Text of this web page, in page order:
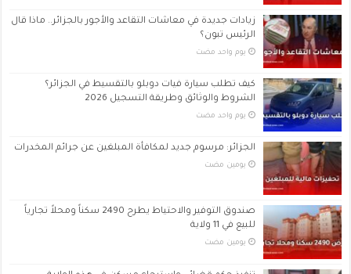
زيادات جديدة في معاشات التقاعد والأجور بالجزائر.. ماذا قال
الرئيس تبون؟
‏يوم واحد مضت
كيف تطلب سيارة فيات دوبلو بالتقسيط في الجزائر؟
الشروط والوثائق وطريقة التسجيل 2026
‏يوم واحد مضت
الجزائر: مرسوم جديد لمكافأة المبلغين عن جرائم المخدرات
‏يومين مضت
صندوق التوفير والاحتياط يطرح 2490 سكناً ومحلاً تجارياً
للبيع في 11 ولاية
‏يومين مضت